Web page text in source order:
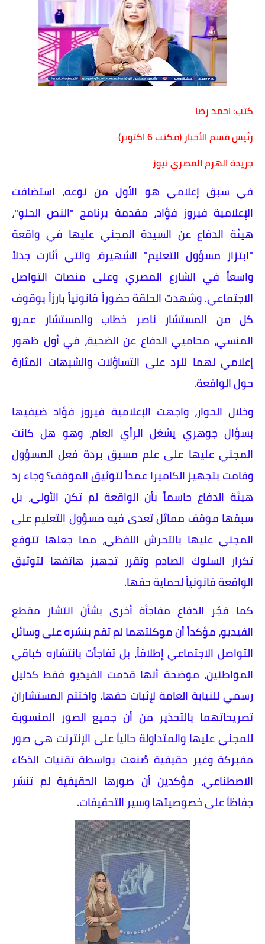
كتب: احمد رضا
رئيس قسم الأخبار (مكتب 6 اكتوبر)
جريدة الهرم المصري نيوز
في سبق إعلامي هو الأول من نوعه، استضافت
الإعلامية فيروز فؤاد، مقدمة برنامج "النص الحلو"،
هيئة الدفاع عن السيدة المجني عليها في واقعة
"ابتزاز مسؤول التعليم" الشهيرة، والتي أثارت جدلاً
واسعاً في الشارع المصري وعلى منصات التواصل
الاجتماعي. وشهدت الحلقة حضوراً قانونياً بارزاً بوقوف
كل من المستشار ناصر خطاب والمستشار عمرو
المنسي، محاميي الدفاع عن الضحية، في أول ظهور
إعلامي لهما للرد على التساؤلات والشبهات المثارة
حول الواقعة.
وخلال الحوار، واجهت الإعلامية فيروز فؤاد ضيفيها
بسؤال جوهري يشغل الرأي العام، وهو هل كانت
المجني عليها على علم مسبق بردة فعل المسؤول
وقامت بتجهيز الكاميرا عمداً لتوثيق الموقف؟ وجاء رد
هيئة الدفاع حاسماً بأن الواقعة لم تكن الأولى، بل
سبقها موقف مماثل تعدى فيه مسؤول التعليم على
المجني عليها بالتحرش اللفظي، مما جعلها تتوقع
تكرار السلوك الصادم وتقرر تجهيز هاتفها لتوثيق
الواقعة قانونياً لحماية حقها.
كما فجّر الدفاع مفاجأة أخرى بشأن انتشار مقطع
الفيديو، مؤكداً أن موكلتهما لم تقم بنشره على وسائل
التواصل الاجتماعي إطلاقاً، بل تفاجأت بانتشاره كباقي
المواطنين، موضحة أنها قدمت الفيديو فقط كدليل
رسمي للنيابة العامة لإثبات حقها. واختتم المستشاران
تصريحاتهما بالتحذير من أن جميع الصور المنسوبة
للمجني عليها والمتداولة حالياً على الإنترنت هي صور
مفبركة وغير حقيقية صُنعت بواسطة تقنيات الذكاء
الاصطناعي، مؤكدين أن صورها الحقيقية لم تنشر
حِفاظاً على خصوصيتها وسير التحقيقات.